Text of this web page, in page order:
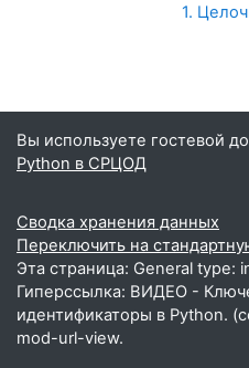
1.
Вы используете гостевой
Python в СРЦОД
Сводка хранения данных
Переключить на
Эта страница: General type:
Гиперссылка: ВИДЕО -
идентификаторы в Python.
mod-url-view.